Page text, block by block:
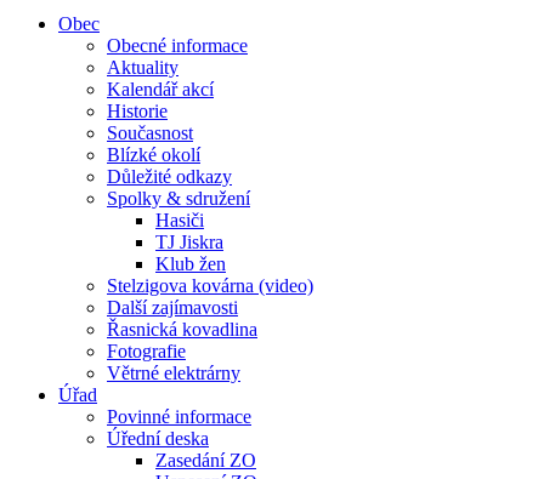
Obec
Obecné informace
Aktuality
Kalendář akcí
Historie
Současnost
Blízké okolí
Důležité odkazy
Spolky & sdružení
Hasiči
TJ Jiskra
Klub žen
Stelzigova kovárna (video)
Další zajímavosti
Řasnická kovadlina
Fotografie
Větrné elektrárny
Úřad
Povinné informace
Úřední deska
Zasedání ZO